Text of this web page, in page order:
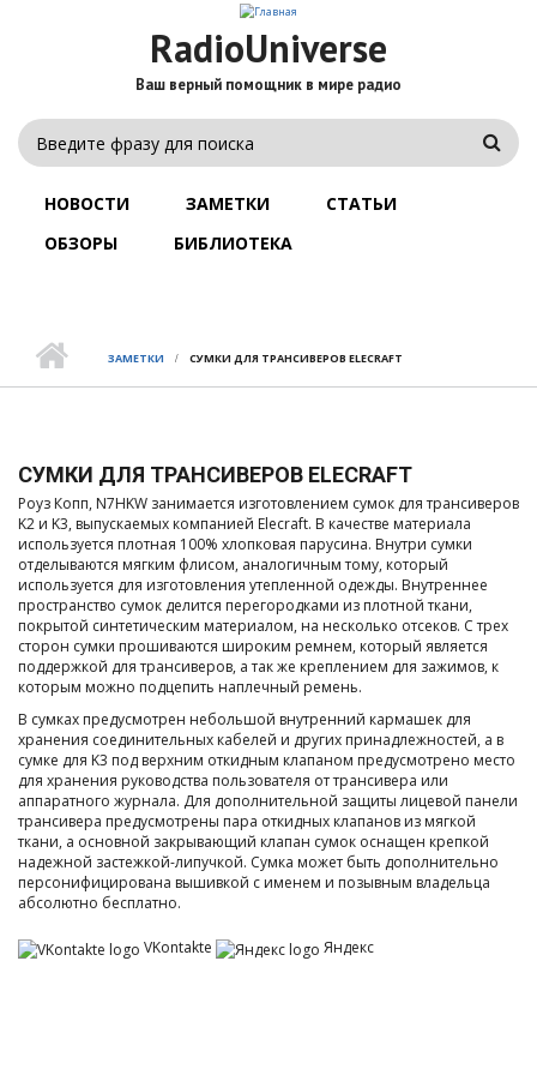
RadioUniverse
Ваш верный помощник в мире радио
ФОРМА
ПОИСКА
МЕНЮ
НОВОСТИ ЗАМЕТКИ
СТАТЬИ
ОБЗОРЫ
БИБЛИОТЕКА
ЗАМЕТКИ СУМКИ ДЛЯ ТРАНСИВЕРОВ ELECRAFT
СУМКИ ДЛЯ ТРАНСИВЕРОВ ELECRAFT
Роуз Копп, N7HKW занимается изготовлением сумок для трансиверов
K2 и K3, выпускаемых компанией Elecraft. В качестве материала
используется плотная 100% хлопковая парусина. Внутри сумки
отделываются мягким флисом, аналогичным тому, который
используется для изготовления утепленной одежды. Внутреннее
пространство сумок делится перегородками из плотной ткани,
покрытой синтетическим материалом, на несколько отсеков. С трех
сторон сумки прошиваются широким ремнем, который является
поддержкой для трансиверов, а так же креплением для зажимов, к
которым можно подцепить наплечный ремень.
В сумках предусмотрен небольшой внутренний кармашек для
хранения соединительных кабелей и других принадлежностей, а в
сумке для K3 под верхним откидным клапаном предусмотрено место
для хранения руководства пользователя от трансивера или
аппаратного журнала. Для дополнительной защиты лицевой панели
трансивера предусмотрены пара откидных клапанов из мягкой
ткани, а основной закрывающий клапан сумок оснащен крепкой
надежной застежкой-липучкой. Сумка может быть дополнительно
персонифицирована вышивкой с именем и позывным владельца
абсолютно бесплатно.
VKontakte Яндекс